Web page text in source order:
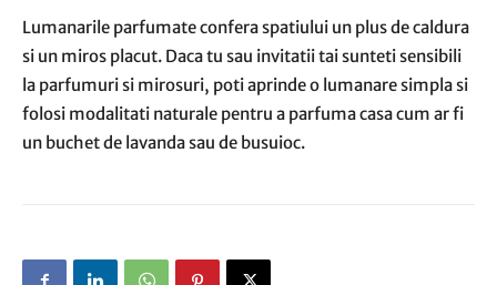
Lumanarile parfumate confera spatiului un plus de caldura
si un miros placut. Daca tu sau invitatii tai sunteti sensibili
la parfumuri si mirosuri, poti aprinde o lumanare simpla si
folosi modalitati naturale pentru a parfuma casa cum ar fi
un buchet de lavanda sau de busuioc.